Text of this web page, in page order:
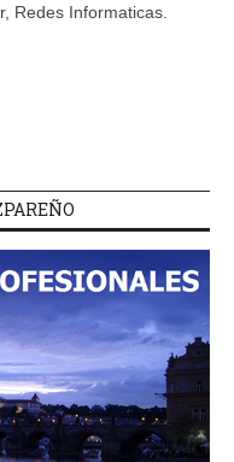
Redes Informaticas.